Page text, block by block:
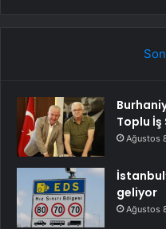
Toplu İş
Ağustos
geliyor
Ağustos